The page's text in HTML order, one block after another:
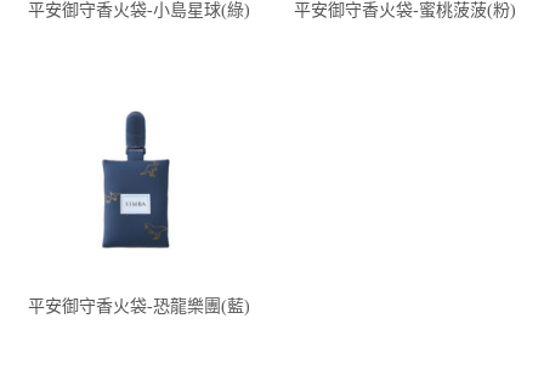
平安御守香火袋-小島星球(綠) 平安御守香火袋-蜜桃菠菠(粉)
平安御守香火袋-恐龍樂團(藍)